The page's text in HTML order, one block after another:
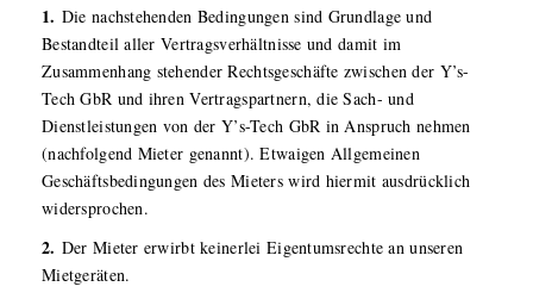
1. Die nachstehenden Bedingungen sind Grundlage und
Bestandteil aller Vertragsverhältnisse und damit im
Zusammenhang stehender Rechtsgeschäfte zwischen der Y’s-
Tech GbR und ihren Vertragspartnern, die Sach- und
Dienstleistungen von der Y’s-Tech GbR in Anspruch nehmen
(nachfolgend Mieter genannt). Etwaigen Allgemeinen
Geschäftsbedingungen des Mieters wird hiermit ausdrücklich
widersprochen.
2. Der Mieter erwirbt keinerlei Eigentumsrechte an unseren
Mietgeräten.